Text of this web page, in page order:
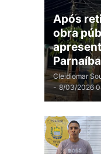
Após
obra
Parnaíba
Cleidiomar
- 8/03/2026